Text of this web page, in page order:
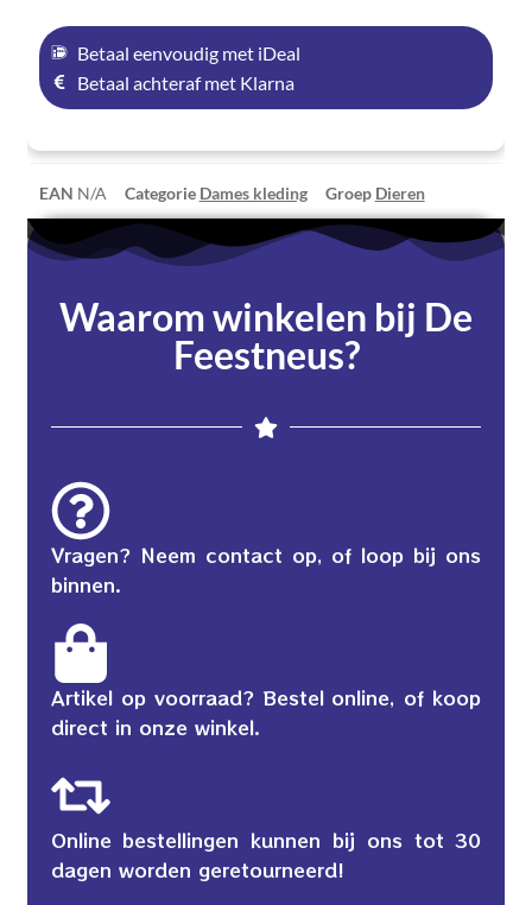
Betaal eenvoudig met iDeal
Betaal achteraf met Klarna
EAN N/A Categorie Dames kleding Groep Dieren
Waarom winkelen bij De
Feestneus?
Vragen? Neem contact op, of loop bij ons
binnen.
Artikel op voorraad? Bestel online, of koop
direct in onze winkel.
Online bestellingen kunnen bij ons tot 30
dagen worden geretourneerd!